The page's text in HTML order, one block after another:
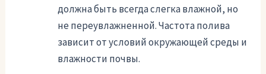
должна быть всегда слегка влажной, но
не переувлажненной. Частота полива
зависит от условий окружающей среды и
влажности почвы.